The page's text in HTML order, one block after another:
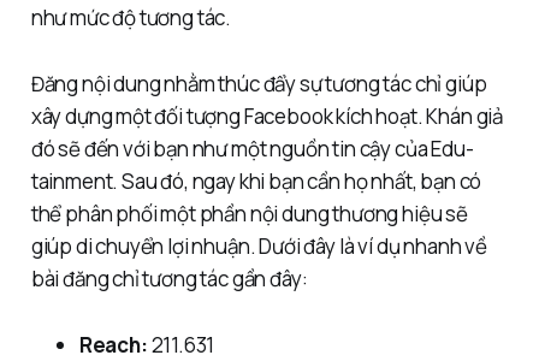
như mức độ tương tác.
Đăng nội dung nhằm thúc đẩy sự tương tác chỉ giúp
xây dựng một đối tượng Facebook kích hoạt. Khán giả
đó sẽ đến với bạn như một nguồn tin cậy của Edu-
tainment. Sau đó, ngay khi bạn cần họ nhất, bạn có
thể phân phối một phần nội dung thương hiệu sẽ
giúp di chuyển lợi nhuận. Dưới đây là ví dụ nhanh về
bài đăng chỉ tương tác gần đây:
Reach:211.631